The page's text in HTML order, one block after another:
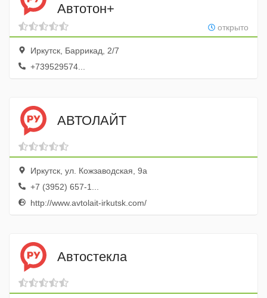
Автотон+
открыто
Иркутск, Баррикад, 2/7
+739529574...
АВТОЛАЙТ
Иркутск, ул. Кожзаводская, 9а
+7 (3952) 657-1...
http://www.avtolait-irkutsk.com/
Автостекла